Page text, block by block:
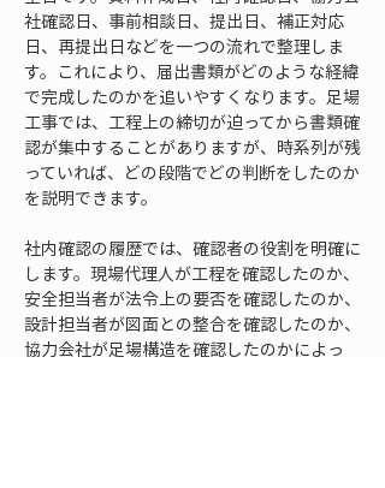
社確認日、事前相談日、提出日、補正対応
日、再提出日などを一つの流れで整理しま
す。これにより、届出書類がどのような経緯
で完成したのかを追いやすくなります。足場
工事では、工程上の締切が迫ってから書類確
認が集中することがありますが、時系列が残
っていれば、どの段階でどの判断をしたのか
を説明できます。
社内確認の履歴では、確認者の役割を明確に
します。現場代理人が工程を確認したのか、
安全担当者が法令上の要否を確認したのか、
設計担当者が図面との整合を確認したのか、
協力会社が足場構造を確認したのかによっ